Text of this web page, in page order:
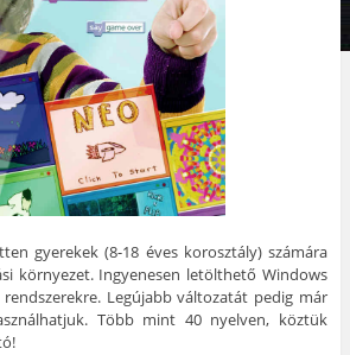
gyerekek (8-18 éves korosztály) számára
környezet. Ingyenesen letölthető Windows
Legújabb változatát pedig már
Több mint 40 nyelven, köztük